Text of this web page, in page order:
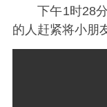
下午1时28分
的人赶紧将小朋